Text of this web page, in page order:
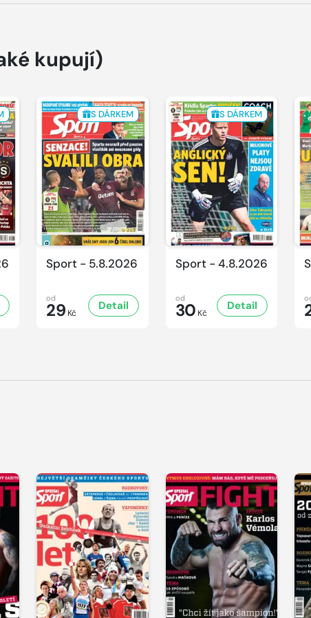
kupují)
S DÁRKEM
Sport - 5.8.2026
od
29 Kč
Detail
S DÁRKEM
Sport - 4.8.2026
od
30 Kč
Detail